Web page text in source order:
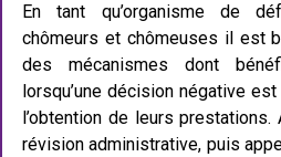
En tant qu’organisme de
chômeurs et chômeuses il est
des mécanismes dont
lorsqu’une décision négative
l’obtention de leurs
révision administrative, puis